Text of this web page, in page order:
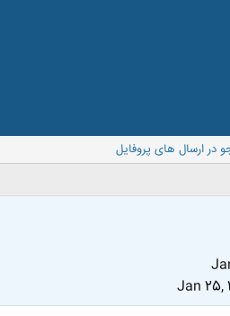
در ارسال های پروفایل
Jan 25,